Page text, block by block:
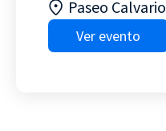
Paseo Calvario
Ver evento